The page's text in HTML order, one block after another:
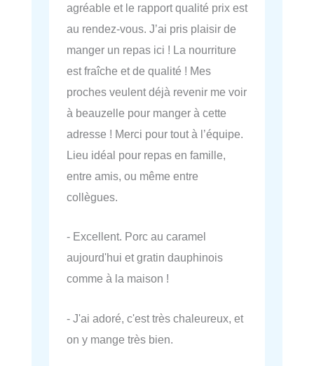
agréable et le rapport qualité prix est
au rendez-vous. J’ai pris plaisir de
manger un repas ici ! La nourriture
est fraîche et de qualité ! Mes
proches veulent déjà revenir me voir
à beauzelle pour manger à cette
adresse ! Merci pour tout à l’équipe.
Lieu idéal pour repas en famille,
entre amis, ou même entre
collègues.
- Excellent. Porc au caramel
aujourd'hui et gratin dauphinois
comme à la maison !
- J'ai adoré, c'est très chaleureux, et
on y mange très bien.